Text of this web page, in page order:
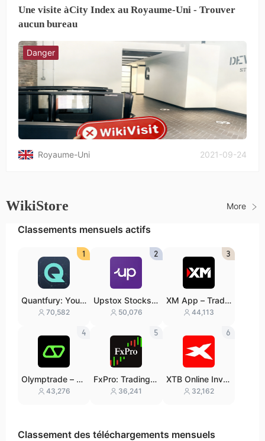
Une visite àCity Index au Royaume-Uni - Trouver
aucun bureau
Danger
Royaume-Uni 2021-09-24
WikiStore More
Classements mensuels actifs
Quantfury: Your
Global Broker
70,582
1
Upstox Stocks I
PO Mutual Fund
50,076
2
XM App – Trade
with confidence
44,113
3
Olymptrade – Tr
ading online
43,276
4
FxPro: Trading &
Investing36,241
5
XTB Online Inve
sting
32,162
6
Classement des téléchargements mensuels